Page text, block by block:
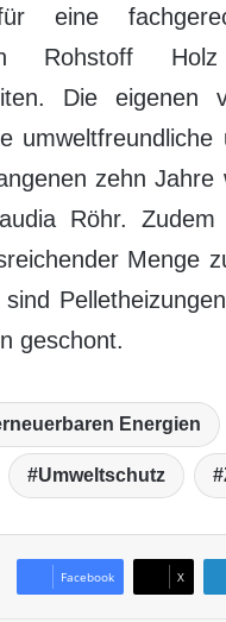
eine
Rohstoff
Die
zehn
Röhr.
Menge
geschont.
Energien
Umweltschutz
Facebook X